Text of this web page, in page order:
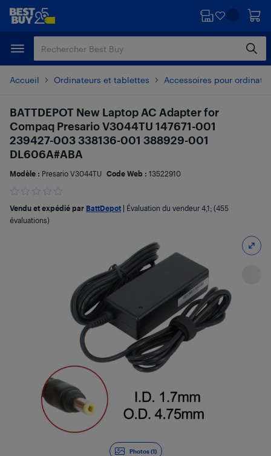
Passer
principal
Passer
Accueil Ordinateurs et tablettes Accessoires pour
Photos (1)
BATTDEPOT New Laptop AC Adapter for
Compaq Presario V3044TU 147671-001
239427-003 338136-001 388929-001
DL606A#ABA
Modèle : Presario V3044TU Code Web : 13522910
Vendu et expédié par BattDepot Évaluation du vendeur 4,1; (455
évaluations)